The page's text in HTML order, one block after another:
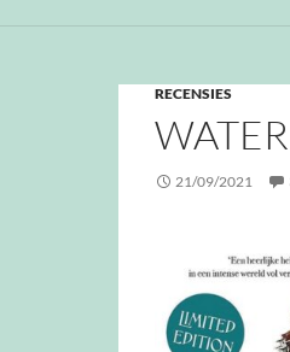
RECENSIES
21/09/2021